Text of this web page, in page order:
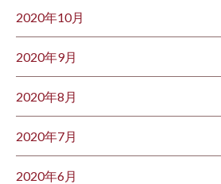
2020年10月
2020年9月
2020年8月
2020年7月
2020年6月